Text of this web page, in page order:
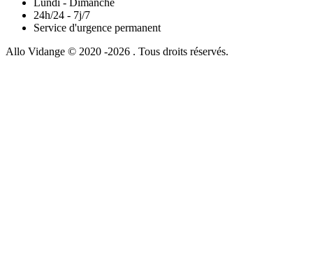
24h/24 - 7j/7
Service d'urgence permanent
Allo Vidange © 2020 -2026 . Tous droits réservés.